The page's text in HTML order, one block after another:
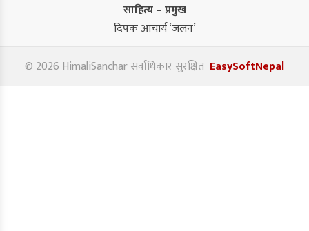
साहित्य – प्रमुख
दिपक आचार्य ‘जलन’
© 2026 HimaliSanchar सर्वाधिकार सुरक्षित EasySoftNepal